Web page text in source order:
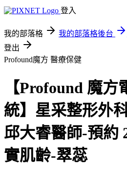
登入
我的部落格 我的部落格後台
登出
Profound魔方 醫療保健
【Profound 魔方
統】星采整形外
邱大睿醫師-預約
實肌齡-翠蕊